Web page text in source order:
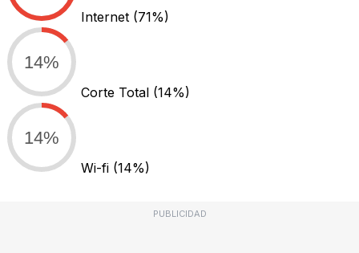
Internet (71%)
14%
Corte Total (14%)
14%
Wi-fi (14%)
PUBLICIDAD